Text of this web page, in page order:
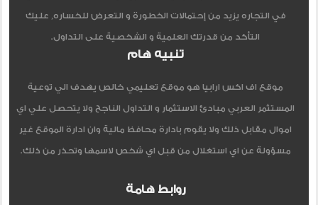
في التجاره يزيد من إحتمالات الخطورة و التعرض للخساره, عليك
التأكد من قدرتك العلمية و الشخصية على التداول.
تنبيه هام
موقع اف اكس ارابيا هو موقع تعليمي خالص يهدف الي توعية
المستثمر العربي مبادئ الاستثمار و التداول الناجح ولا يتحصل علي اي
اموال مقابل ذلك ولا يقوم بادارة محافظ مالية وان ادارة الموقع غير
مسؤولة عن اي استغلال من قبل اي شخص لاسمها وتحذر من ذلك.
روابط هامة